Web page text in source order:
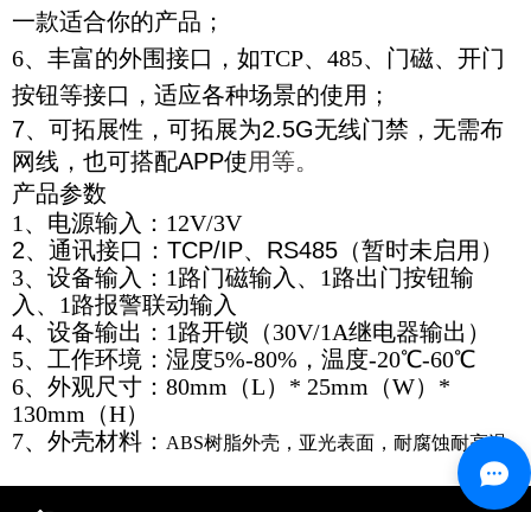
一款适合你的产品；
6、丰富的外围接口，如TCP、485、门磁、开门
按钮等接口，适应各种场景的使用；
7、可拓展性，可拓展为2.5G无线门禁，无需布
网线，也可搭配APP使用等。
产品参数
1、电源输入：12V/3V
2、 通讯接口：TCP/IP、RS485（暂时未启用）
3、设备输入：1路门磁输入、1路出门按钮输
入、1路报警联动输入
4、 设备输出：1路开锁（30V/1A继电器输出）
5、工作环境：湿度5%-80%，温度-20℃-60℃
6、 外观尺寸：80mm（L）* 25mm（W）*
130mm（H）
7、外壳材料： ABS树脂外壳，亚光表面，耐腐蚀耐高温